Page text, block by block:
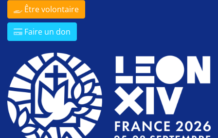
Être volontaire
Faire un don